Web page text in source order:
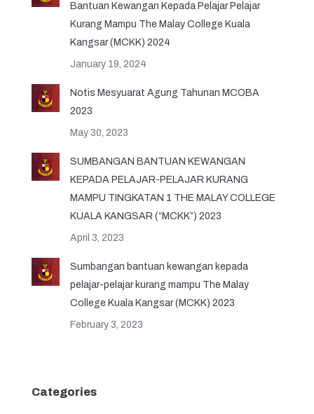
Bantuan Kewangan Kepada Pelajar Pelajar
Kurang Mampu The Malay College Kuala
Kangsar (MCKK) 2024
January 19, 2024
Notis Mesyuarat Agung Tahunan MCOBA
2023
May 30, 2023
SUMBANGAN BANTUAN KEWANGAN
KEPADA PELAJAR-PELAJAR KURANG
MAMPU TINGKATAN 1 THE MALAY COLLEGE
KUALA KANGSAR (“MCKK”) 2023
April 3, 2023
Sumbangan bantuan kewangan kepada
pelajar-pelajar kurang mampu The Malay
College Kuala Kangsar (MCKK) 2023
February 3, 2023
Categories